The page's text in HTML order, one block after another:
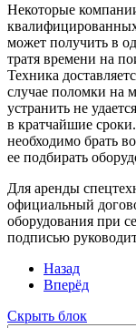
Некоторые
может получить в
тратя времени на
Техника
случае поломки на
устранить не
в кратчайшие
необходимо брать
ее подбирать
Для аренды
официальный
оборудования при
подписью
Назад
Вперёд
Скрыть блок